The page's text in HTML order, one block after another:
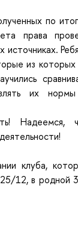
по
права
источниках.
из
их
Надеемся,
клуба,
12, в родной